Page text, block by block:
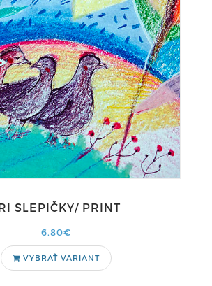
SLEPIČKY/ PRINT
6,80€
VYBRAŤ VARIANT